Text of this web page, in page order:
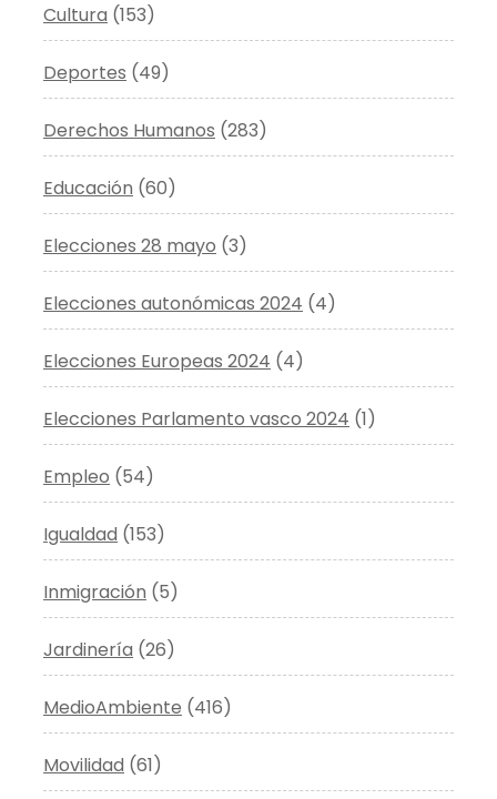
Cultura (153)
Deportes (49)
Derechos Humanos (283)
Educación (60)
Elecciones 28 mayo (3)
Elecciones autonómicas 2024 (4)
Elecciones Europeas 2024 (4)
Elecciones Parlamento vasco 2024 (1)
Empleo (54)
Igualdad (153)
Inmigración (5)
Jardinería (26)
MedioAmbiente (416)
Movilidad (61)